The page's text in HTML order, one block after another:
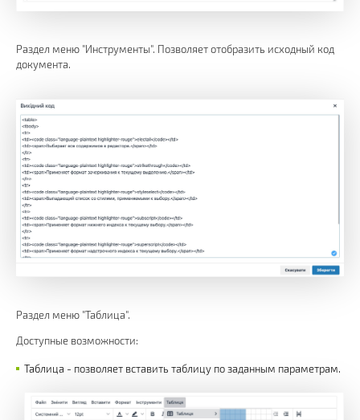
Раздел меню "Инструменты". Позволяет отобразить исходный код
документа.
Раздел меню "Таблица".
Доступные возможности:
Таблица - позволяет вставить таблицу по заданным параметрам.